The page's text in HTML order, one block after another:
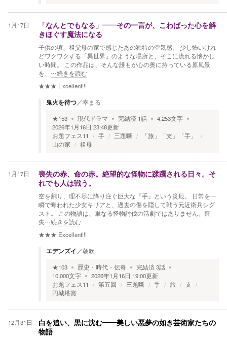
1月17日
「なんとでもなる」――その一言が、こわばった心を解
きほぐす魔法になる
子供の頃、祖父母の家で感じたあの独特の空気感。 少し怖いけれ
どワクワクする「異世界」のような場所と、そこに流れる懐かし
い時間。 この作品は、そんな誰もが心の奥に持っている原風景
を、 …続きを読む
★★★ Excellent!!!
鬼火を待つ／幸まる
★153 現代ドラマ 完結済 1話 4,253文字
2026年1月16日 23:48更新
お題フェス11
手 三題噺
「旅」「支」「手」
山の家
祖母
1月17日
喪失の赤、命の赤。絶望的な怪物に蹂躙される日々。そ
れでも人は戦う。
空を割り、理不尽に降り注ぐ巨大な『手』という災厄。 日常を一
瞬で奪われた少女キリアと、過去の傷を隠して戦う元近衛兵シグ
スト。 この物語は、単なる怪物討伐の活劇ではありません。喪
失…続きを読む
★★★ Excellent!!!
エデンズイ ／朝吹
★103 歴史・時代・伝奇 完結済3話
10,000文字 2026年1月16日 19:00更新
お題フェス11
第五回 三題噺 手 旅
支
円城塔賞
12月31日
白を追い、黒に沈む——美しい悪夢の如き芸術家たちの
物語